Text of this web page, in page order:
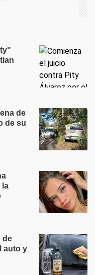
de
de su
la
de
auto y